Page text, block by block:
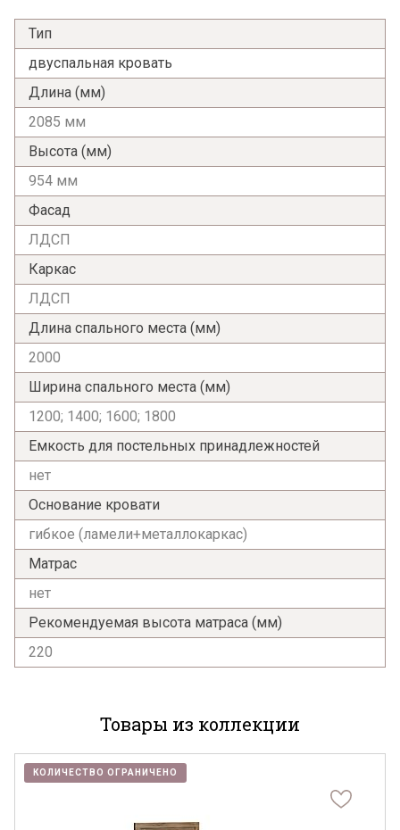
обработки персональных данных и
согласен на их обработку.
Тип
двуспальная кровать
Длина (мм)
2085 мм
Высота (мм)
954 мм
Фасад
ЛДСП
Каркас
ЛДСП
Длина спального места (мм)
2000
Ширина спального места (мм)
1200; 1400; 1600; 1800
Емкость для постельных принадлежностей
нет
Основание кровати
гибкое (ламели+металлокаркас)
Матрас
нет
Рекомендуемая высота матраса (мм)
220
Товары из коллекции
КОЛИЧЕСТВО ОГРАНИЧЕНО